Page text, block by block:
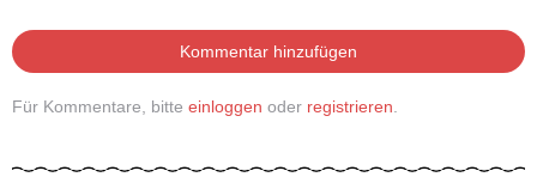
Kommentar hinzufügen
Für Kommentare, bitte einloggen oder registrieren